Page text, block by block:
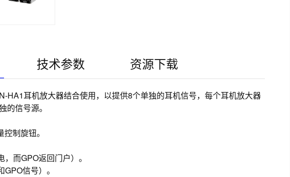
技术参数 资源下载
HA1耳机放大器结合使用，以提供8个单独的耳机信号，每个耳机放大器
的信号源。
制旋钮。
而GPO返回门户）。
信号）。